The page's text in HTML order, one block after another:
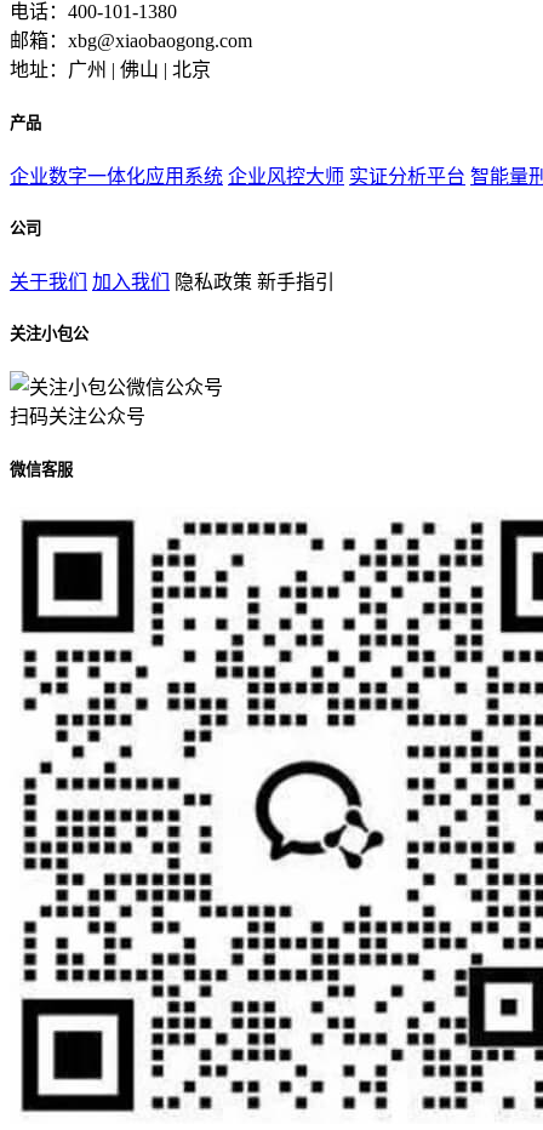
电话：400-101-1380
邮箱：xbg@xiaobaogong.com
地址：广州 | 佛山 | 北京
产品
企业数字一体化应用系统 企业风控大师 实证分析平台 智能量
公司
关于我们 加入我们 隐私政策 新手指引
关注小包公
扫码关注公众号
微信客服